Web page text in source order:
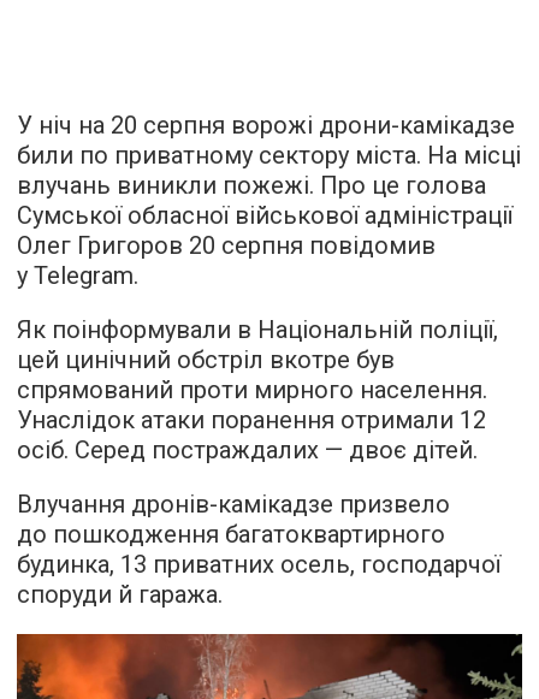
У ніч на 20 серпня ворожі дрони-камікадзе
били по приватному сектору міста. На місці
влучань виникли пожежі. Про це голова
Сумської обласної військової адміністрації
Олег Григоров 20 серпня повідомив
у Telegram.
Як поінформували в Національній поліції,
цей цинічний обстріл вкотре був
спрямований проти мирного населення.
Унаслідок атаки поранення отримали 12
осіб. Серед постраждалих — двоє дітей.
Влучання дронів-камікадзе призвело
до пошкодження багатоквартирного
будинка, 13 приватних осель, господарчої
споруди й гаража.